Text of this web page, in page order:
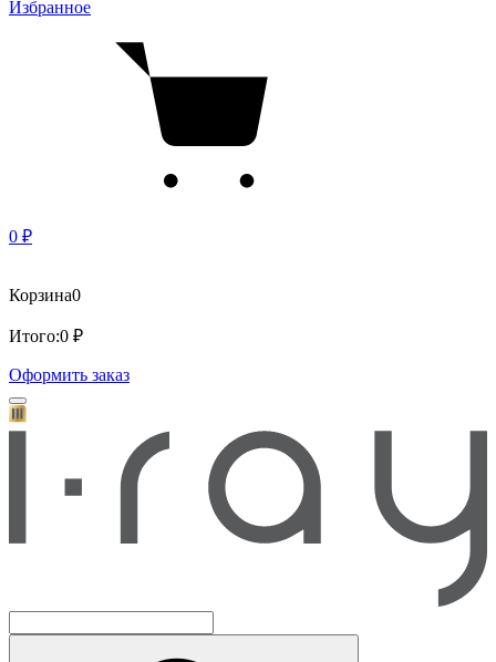
Избранное
0 ₽
Корзина0
Итого:0 ₽
Оформить заказ